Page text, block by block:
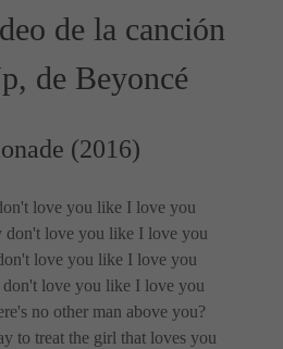
de la canción
de Beyoncé
(2016)
love you like I love you
don't love you like I love you
love you like I love you
don't love you like I love you
no other man above you?
to treat the girl that loves you